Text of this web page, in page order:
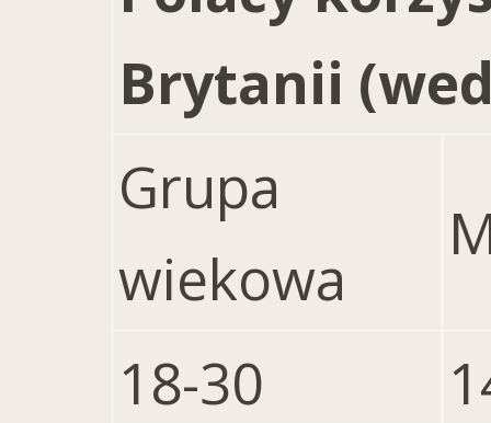
Brytanii
Grupa
wiekowa
18-30